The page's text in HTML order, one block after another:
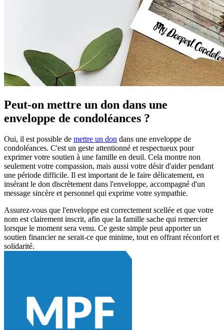
Peut-on mettre un don dans une
enveloppe de condoléances ?
Oui, il est possible de mettre un don dans une enveloppe de
condoléances. C'est un geste attentionné et respectueux pour
exprimer votre soutien à une famille en deuil. Cela montre non
seulement votre compassion, mais aussi votre désir d'aider pendant
une période difficile. Il est important de le faire délicatement, en
insérant le don discrètement dans l'enveloppe, accompagné d'un
message sincère et personnel qui exprime votre sympathie.
Assurez-vous que l'enveloppe est correctement scellée et que votre
nom est clairement inscrit, afin que la famille sache qui remercier
lorsque le moment sera venu. Ce geste simple peut apporter un
soutien financier ne serait-ce que minime, tout en offrant réconfort et
solidarité.